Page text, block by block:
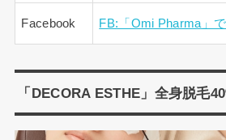
Facebook FB:「Omi Pharma」
「DECORA ESTHE」全身脱毛